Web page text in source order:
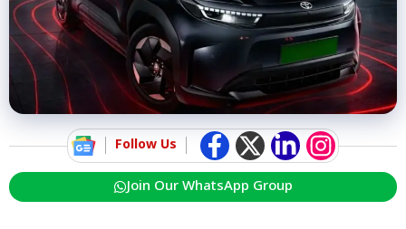
Follow Us
Join Our WhatsApp Group